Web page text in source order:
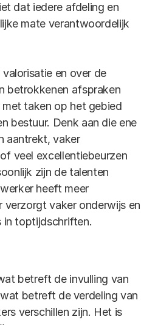
dat iedere afdeling en
mate verantwoordelijk
en over de
betrokkenen afspraken
taken op het gebied
bestuur. Denk aan die ene
aantrekt, vaker
veel excellentiebeurzen
zijn de talenten
heeft meer
verzorgt vaker onderwijs en
in toptijdschriften.
betreft de invulling van
betreft de verdeling van
verschillen zijn. Het is